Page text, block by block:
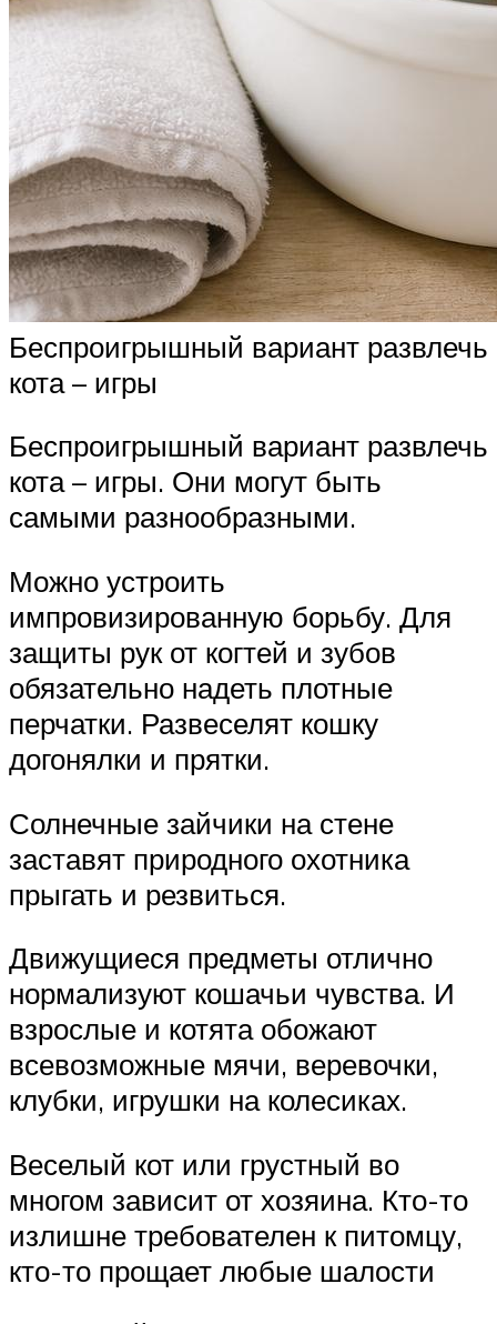
Беспроигрышный вариант развлечь
кота – игры
Беспроигрышный вариант развлечь
кота – игры. Они могут быть
самыми разнообразными.
Можно устроить
импровизированную борьбу. Для
защиты рук от когтей и зубов
обязательно надеть плотные
перчатки. Развеселят кошку
догонялки и прятки.
Солнечные зайчики на стене
заставят природного охотника
прыгать и резвиться.
Движущиеся предметы отлично
нормализуют кошачьи чувства. И
взрослые и котята обожают
всевозможные мячи, веревочки,
клубки, игрушки на колесиках.
Веселый кот или грустный во
многом зависит от хозяина. Кто-то
излишне требователен к питомцу,
кто-то прощает любые шалости